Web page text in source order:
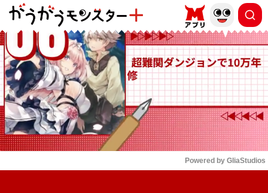
もっと読む
Powered by GliaStudios